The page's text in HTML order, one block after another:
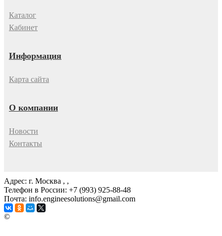
Каталог
Кабинет
Информация
Карта сайта
О компании
Новости
Контакты
Адрес: г. Москва , ,
Телефон в России: +7 (993) 925-88-48
Почта: info.engineesolutions@gmail.com
©